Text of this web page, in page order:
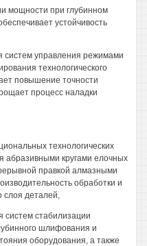
мощности при глубинном
устойчивость
управления режимами
технологического
повышение точности
процесс наладки
технологических
абразивными кругами елочных
правкой алмазными
обработки и
слоя деталей,
стабилизации
шлифования и
оборудования, а также